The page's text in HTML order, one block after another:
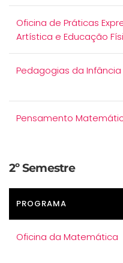
Oficina de Práticas
Artística e Educação
Pedagogias da Infância
Pensamento
2º Semestre
PROGRAMA
Oficina da Matemática